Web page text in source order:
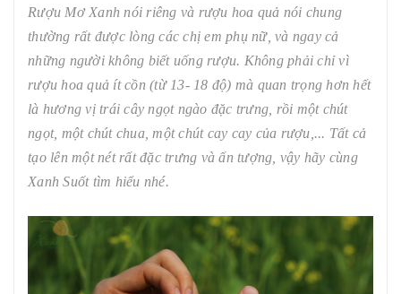
Rượu Mơ Xanh nói riêng và rượu hoa quả nói chung
thường rất được lòng các chị em phụ nữ, và ngay cả
những người không biết uống rượu. Không phải chỉ vì
rượu hoa quả ít cồn (từ 13- 18 độ) mà quan trọng hơn hết
là hương vị trái cây ngọt ngào đặc trưng, rồi một chút
ngọt, một chút chua, một chút cay cay của rượu,... Tất cả
tạo lên một nét rất đặc trưng và ấn tượng, vậy hãy cùng
Xanh Suốt tìm hiểu nhé.